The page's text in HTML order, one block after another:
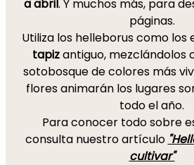
a abril. Y muchos más, para
páginas.
Utiliza los helleborus como los
tapizantiguo, mezclándolos
sotobosque de colores más
flores animarán los lugares
todo el año.
Para conocer todo sobre
consulta nuestro artículo
cultivar"